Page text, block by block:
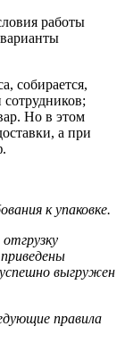
работы
собирается,
сотрудников;
Но в этом
а при
к упаковке.
выгружен
правила